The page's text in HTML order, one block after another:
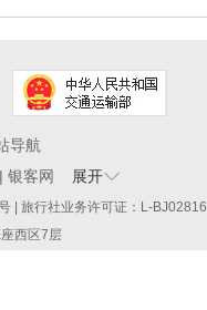
导航
| 银客网 展开
旅行社业务许可证：L-BJ02816
西区7层